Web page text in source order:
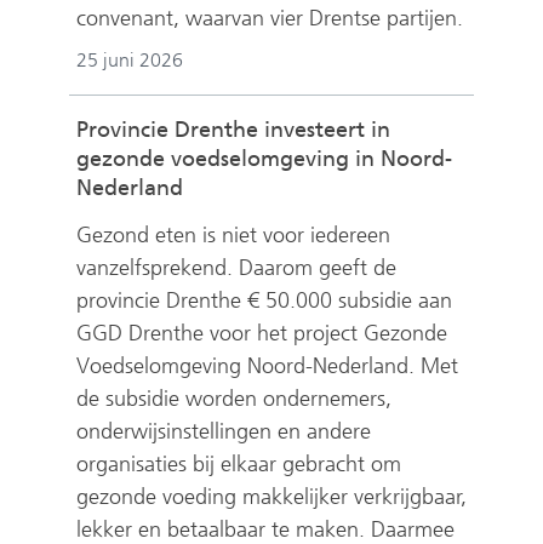
convenant, waarvan vier Drentse partijen.
25 juni 2026
Provincie Drenthe investeert in
gezonde voedselomgeving in Noord-
Nederland
Gezond eten is niet voor iedereen
vanzelfsprekend. Daarom geeft de
provincie Drenthe € 50.000 subsidie aan
GGD Drenthe voor het project Gezonde
Voedselomgeving Noord-Nederland. Met
de subsidie worden ondernemers,
onderwijsinstellingen en andere
organisaties bij elkaar gebracht om
gezonde voeding makkelijker verkrijgbaar,
lekker en betaalbaar te maken. Daarmee